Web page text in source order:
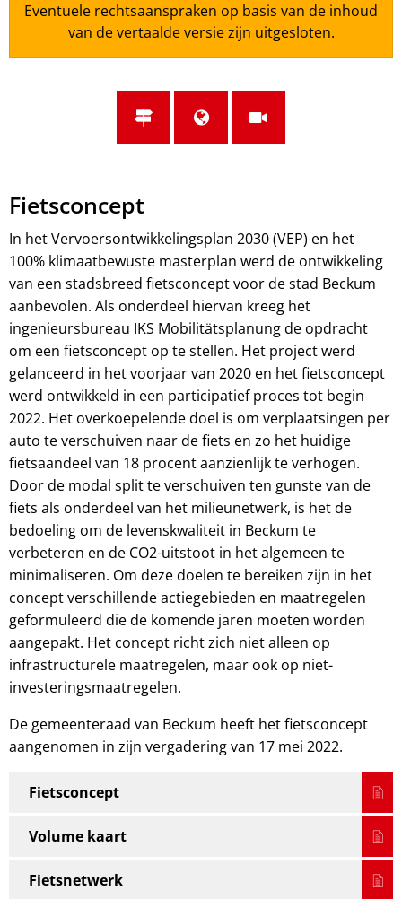
Eventuele rechtsaanspraken op basis van de inhoud
van de vertaalde versie zijn uitgesloten.
Fietsconcept
In het Vervoersontwikkelingsplan 2030 (VEP) en het
100% klimaatbewuste masterplan werd de ontwikkeling
van een stadsbreed fietsconcept voor de stad Beckum
aanbevolen. Als onderdeel hiervan kreeg het
ingenieursbureau IKS Mobilitätsplanung de opdracht
om een fietsconcept op te stellen. Het project werd
gelanceerd in het voorjaar van 2020 en het fietsconcept
werd ontwikkeld in een participatief proces tot begin
2022. Het overkoepelende doel is om verplaatsingen per
auto te verschuiven naar de fiets en zo het huidige
fietsaandeel van 18 procent aanzienlijk te verhogen.
Door de modal split te verschuiven ten gunste van de
fiets als onderdeel van het milieunetwerk, is het de
bedoeling om de levenskwaliteit in Beckum te
verbeteren en de CO2-uitstoot in het algemeen te
minimaliseren. Om deze doelen te bereiken zijn in het
concept verschillende actiegebieden en maatregelen
geformuleerd die de komende jaren moeten worden
aangepakt. Het concept richt zich niet alleen op
infrastructurele maatregelen, maar ook op niet-
investeringsmaatregelen.
De gemeenteraad van Beckum heeft het fietsconcept
aangenomen in zijn vergadering van 17 mei 2022.
Fietsconcept
Volume kaart
Fietsnetwerk